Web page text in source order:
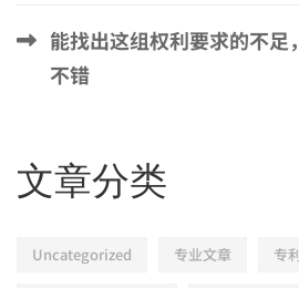
能找出这组权利要求的不足
不错
文章分类
Uncategorized 专业文章 专